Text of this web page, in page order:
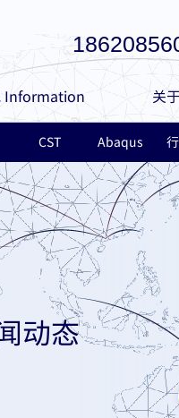
Information 关
动态
CST Abaqus